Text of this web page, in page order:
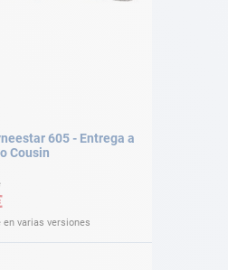
605 - Entrega a
Cousin
en varias versiones